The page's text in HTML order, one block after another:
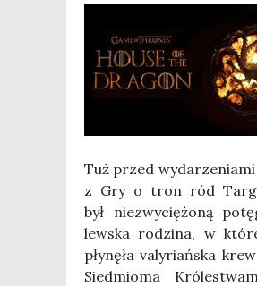
Tuż przed
z Gry o tron ród
był nie­zwy­cię­żo­ną
lew­ska rodzi­na, w
pły­nę­ła valy­riań­ska
Sied­mio­ma